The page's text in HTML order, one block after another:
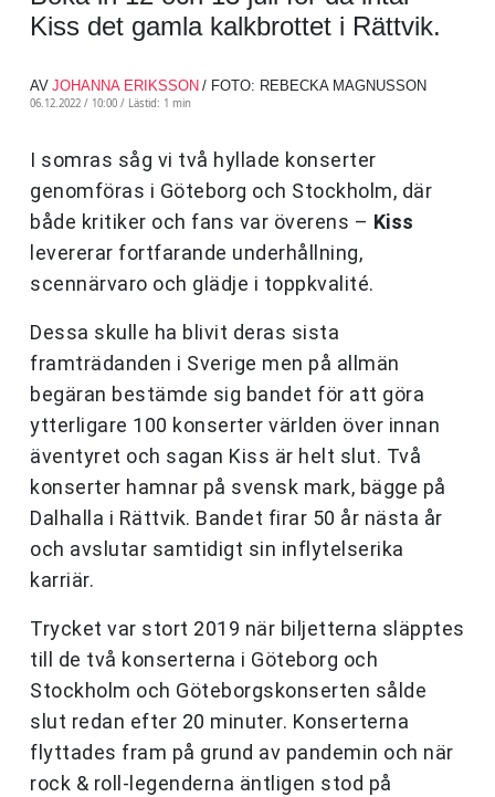
Kiss det gamla kalkbrottet i Rättvik.
AV JOHANNA ERIKSSON / FOTO: REBECKA MAGNUSSON
06.12.2022 / 10:00 / Lästid: 1 min
I somras såg vi två hyllade konserter
genomföras i Göteborg och Stockholm, där
både kritiker och fans var överens – Kiss
levererar fortfarande underhållning,
scennärvaro och glädje i toppkvalité.
Dessa skulle ha blivit deras sista
framträdanden i Sverige men på allmän
begäran bestämde sig bandet för att göra
ytterligare 100 konserter världen över innan
äventyret och sagan Kiss är helt slut. Två
konserter hamnar på svensk mark, bägge på
Dalhalla i Rättvik. Bandet firar 50 år nästa år
och avslutar samtidigt sin inflytelserika
karriär.
Trycket var stort 2019 när biljetterna släpptes
till de två konserterna i Göteborg och
Stockholm och Göteborgskonserten sålde
slut redan efter 20 minuter. Konserterna
flyttades fram på grund av pandemin och när
rock & roll-legenderna äntligen stod på